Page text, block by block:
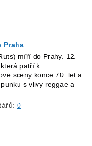
Praha
míří do Prahy. 12.
patří k
scény konce 70. let a
s vlivy reggae a
0